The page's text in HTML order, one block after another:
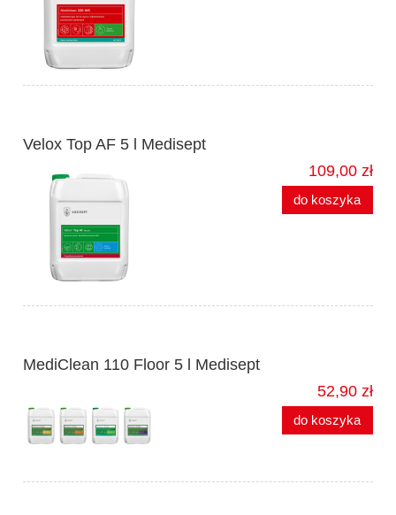
Velox Top AF 5 l Medisept
109,00 zł
do koszyka
MediClean 110 Floor 5 l Medisept
52,90 zł
do koszyka